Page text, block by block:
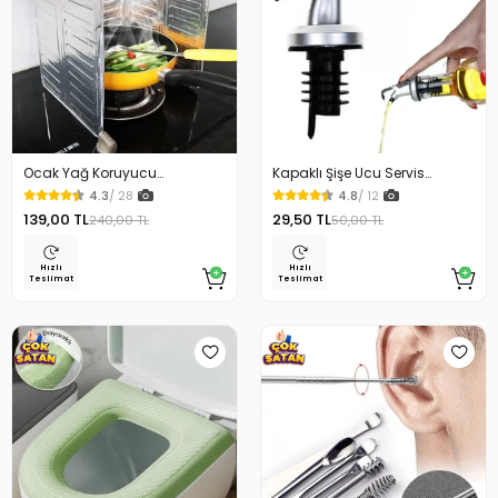
Ocak Yağ Koruyucu
Alüminyum Levha 32.5 x 84
Cm
4.3/ 28
139,00 TL240,00 TL
Hızlı
Teslimat
Kapaklı Şişe Ucu Servis
Aparatı Yağdanlık Tıpa
4.8/ 12
29,50 TL50,00 TL
Hızlı
Teslimat